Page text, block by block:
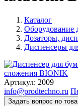
Каталог
Оборудование
Дозаторы,
Диспенсеры
Артикул: 2009
info@prodtechno.ru
Задать вопрос по